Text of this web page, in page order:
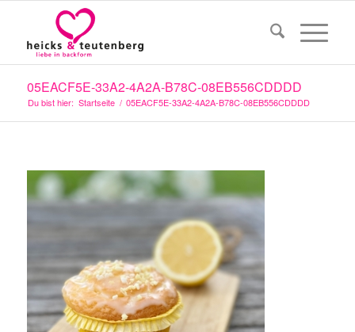
05EACF5E-33A2-4A2A-B78C-08EB556CDDDD
Du bist hier: Startseite / 05EACF5E-33A2-4A2A-B78C-08EB556CDDDD